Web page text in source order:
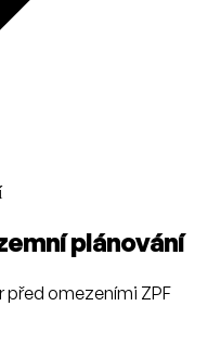
plánování
před omezeními ZPF